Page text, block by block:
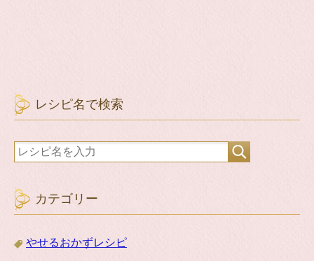
レシピ名で検索
カテゴリー
やせるおかずレシピ